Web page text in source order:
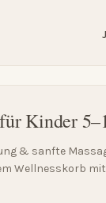
Kinder
& sanfte
Wellnesskorb